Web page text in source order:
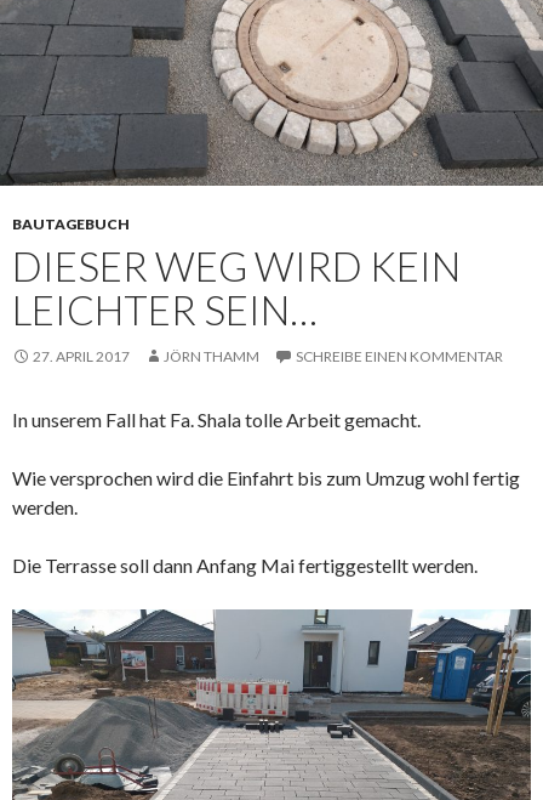
BAUTAGEBUCH
DIESER WEG WIRD KEIN
LEICHTER SEIN…
27. APRIL 2017 JÖRN THAMM SCHREIBE EINEN KOMMENTAR
In unserem Fall hat Fa. Shala tolle Arbeit gemacht.
Wie versprochen wird die Einfahrt bis zum Umzug wohl fertig
werden.
Die Terrasse soll dann Anfang Mai fertiggestellt werden.